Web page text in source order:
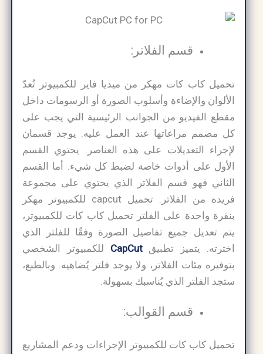
قسم الفلاتر:
تحميل كاب كات مهكر من ميديا فاير للكمبيوتر تُعدّ
الألوان والإضاءة وأسلوب الصورة أو الرسومات داخل
مقطع الفيديو من الجوانب الرئيسية التي يجب على
كل مصمم مراعاتها عند العمل عليه. يوجد قسمان
لإجراء التعديلات على هذه العناصر. يحتوي القسم
الأول على أدوات خاصة لضبط كل شيء. أما القسم
الثاني فهو قسم الفلاتر الذي يحتوي على مجموعة
فريدة من الفلاتر. تحميل capcut للكمبيوتر مهكر
بنقرة واحدة على الفلتر تحميل كاب كات للكمبيوتر،
يتم تعديل جميع تفاصيل الصورة وفقًا للفلتر الذي
اخترته. يتميز تطبيق CapCutللكمبيوتر الشخصي
بتوفيره مئات الفلاتر، ولا يوجد فلتر يُضاهيه. وبالطبع،
ستجد الفلتر الذي يُناسبك بسهولة.
قسم القوالب:
تحميل كاب كات للكمبيوتر الإجراءات ودعم المشاريع